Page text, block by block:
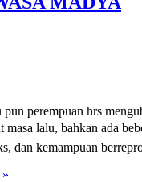
perempuan hrs
lalu, bahkan ada
dan kemampuan